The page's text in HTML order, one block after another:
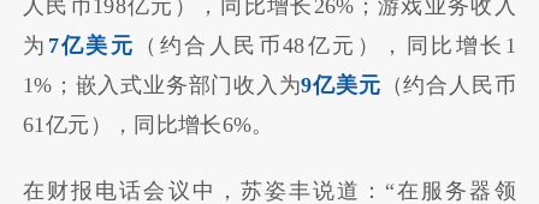
人民币198亿元），同比增长26%；游戏业务收入
为 7亿美元
（约合人民币48亿元），同比增长1
1%；嵌入式业务部门收入为9亿美元 （约合人民币
61亿元），同比增长6%。
在财报电话会议中，苏姿丰说道：“在服务器领